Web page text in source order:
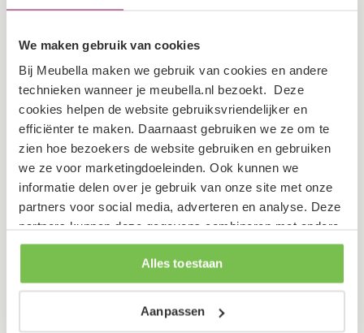
We maken gebruik van cookies
Bij Meubella maken we gebruik van cookies en andere
technieken wanneer je meubella.nl bezoekt. Deze
cookies helpen de website gebruiksvriendelijker en
efficiënter te maken. Daarnaast gebruiken we ze om te
zien hoe bezoekers de website gebruiken en gebruiken
we ze voor marketingdoeleinden. Ook kunnen we
informatie delen over je gebruik van onze site met onze
partners voor social media, adverteren en analyse. Deze
partners kunnen deze gegevens combineren met andere
informatie die je aan ze hebt verstrekt of die ze hebben
verzameld op basis van je gebruik van hun services.
Alles toestaan
Aanpassen
Garantietermijn 2 jaar
Verpakking
Dit artikel bestaat uit 2 pakketten
Lengte: 185 cm
Gewicht: 48 kg